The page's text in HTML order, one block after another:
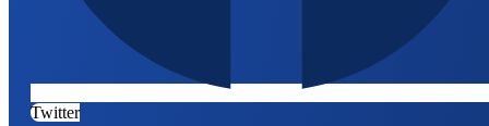
Twitter